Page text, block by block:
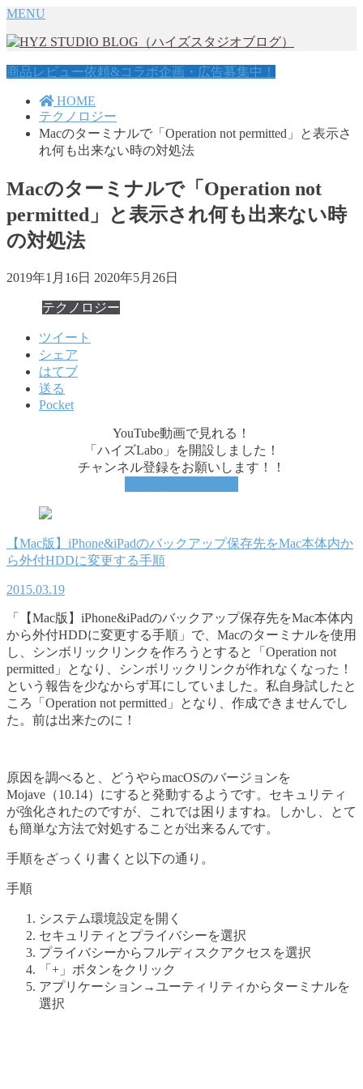
MENU
商品レビュー依頼&コラボ企画・広告募集中！
HOME
テクノロジー
Macのターミナルで「Operation not permitted」と表示さ
れ何も出来ない時の対処法
Macのターミナルで「Operation not
permitted」と表示され何も出来ない時
の対処法
2019年1月16日 2020年5月26日
テクノロジー
ツイート
シェア
はてブ
送る
Pocket
YouTube動画で見れる！
「ハイズLabo」を開設しました！
チャンネル登録をお願いします！！
【Mac版】iPhone&iPadのバックアップ保存先をMac本体内か
ら外付HDDに変更する手順
2015.03.19
「【Mac版】iPhone&iPadのバックアップ保存先をMac本体内
から外付HDDに変更する手順」で、Macのターミナルを使用
し、シンボリックリンクを作ろうとすると「Operation not
permitted」となり、シンボリックリンクが作れなくなった！
という報告を少なからず耳にしていました。私自身試したと
ころ「Operation not permitted」となり、作成できませんでし
た。前は出来たのに！
原因を調べると、どうやらmacOSのバージョンを
Mojave（10.14）にすると発動するようです。セキュリティ
が強化されたのですが、これでは困りますね。しかし、とて
も簡単な方法で対処することが出来るんです。
手順をざっくり書くと以下の通り。
手順
システム環境設定を開く
セキュリティとプライバシーを選択
プライバシーからフルディスクアクセスを選択
「+」ボタンをクリック
アプリケーション→ユーティリティからターミナルを
選択